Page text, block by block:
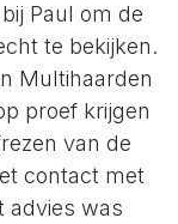
Paul om de
te bekijken.
Multihaarden
proef krijgen
van de
contact met
advies was